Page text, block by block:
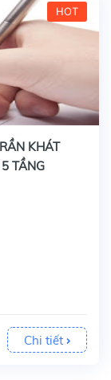
HOT
KHÁT
TẦNG
Chi tiết